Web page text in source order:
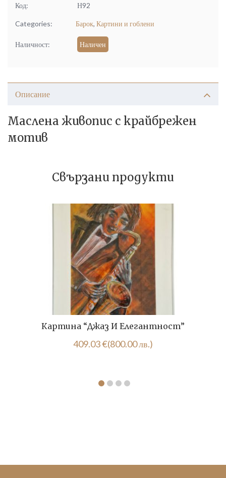
Код: Н92
Categories: Барок, Картини и гоблени
Наличност: Наличен
Описание
Маслена живопис с крайбрежен
мотив
Свързани продукти
Картина “Джаз И Елегантност”
409.03€(800.00 лв.)